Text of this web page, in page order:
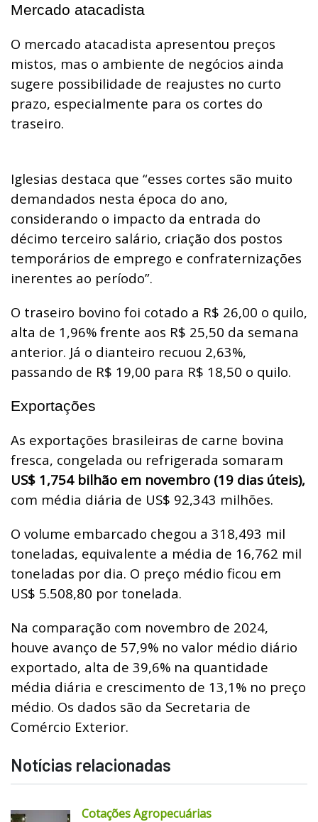
Mercado atacadista
O mercado atacadista apresentou preços
mistos, mas o ambiente de negócios ainda
sugere possibilidade de reajustes no curto
prazo, especialmente para os cortes do
traseiro.
Iglesias destaca que “esses cortes são muito
demandados nesta época do ano,
considerando o impacto da entrada do
décimo terceiro salário, criação dos postos
temporários de emprego e confraternizações
inerentes ao período”.
O traseiro bovino foi cotado a R$ 26,00 o quilo,
alta de 1,96% frente aos R$ 25,50 da semana
anterior. Já o dianteiro recuou 2,63%,
passando de R$ 19,00 para R$ 18,50 o quilo.
Exportações
As exportações brasileiras de carne bovina
fresca, congelada ou refrigerada somaram
US$ 1,754 bilhão em novembro (19 dias úteis),
com média diária de US$ 92,343 milhões.
O volume embarcado chegou a 318,493 mil
toneladas, equivalente a média de 16,762 mil
toneladas por dia. O preço médio ficou em
US$ 5.508,80 por tonelada.
Na comparação com novembro de 2024,
houve avanço de 57,9% no valor médio diário
exportado, alta de 39,6% na quantidade
média diária e crescimento de 13,1% no preço
médio. Os dados são da Secretaria de
Comércio Exterior.
Notícias relacionadas
Cotações Agropecuárias